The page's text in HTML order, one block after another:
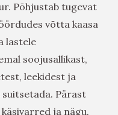
Põhjustab tugevat
võtta kaasa
lastele
soojusallikast,
leekidest ja
Pärast
ja nägu.